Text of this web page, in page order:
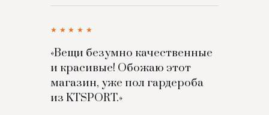
★★★★★
«Вещи безумно качественные
и красивые! Обожаю этот
магазин, уже пол гардероба
из KTSPORT.»